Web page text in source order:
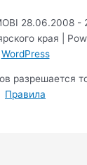
28.06.2008 -
края |
WordPress
разрешается
Правила